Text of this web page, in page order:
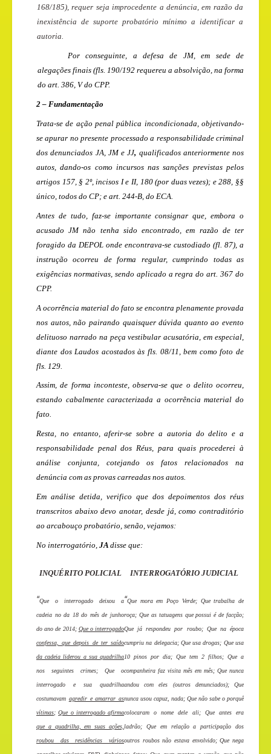
168/185), requer seja improcedente a denúncia, em razão da
inexistência de suporte probatório mínimo a identificar a
autoria.
Por conseguinte, a defesa de JM, em sede de
alegações finais (fls. 190/192 requereu a absolvição, na forma
do art. 386, V do CPP.
2 – Fundamentação
Trata-se de ação penal pública incondicionada, objetivando-
se apurar no presente processado a responsabilidade criminal
dos denunciados JA, JM e JJ, qualificados anteriormente nos
autos, dando-os como incursos nas sanções previstas pelos
artigos 157, § 2º, incisos I e II, 180 (por duas vezes); e 288, §§
único, todos do CP; e art. 244-B, do ECA.
Antes de tudo, faz-se importante consignar que, embora o
acusado JM não tenha sido encontrado, em razão de ter
foragido da DEPOL onde encontrava-se custodiado (fl. 87), a
instrução ocorreu de forma regular, cumprindo todas as
exigências normativas, sendo aplicado a regra do art. 367 do
CPP.
A ocorrência material do fato se encontra plenamente provada
nos autos, não pairando quaisquer dúvida quanto ao evento
delituoso narrado na peça vestibular acusatória, em especial,
diante dos Laudos acostados às fls. 08/11, bem como foto de
fls. 129.
Assim, de forma inconteste, observa-se que o delito ocorreu,
estando cabalmente caracterizada a ocorrência material do
fato.
Resta, no entanto, aferir-se sobre a autoria do delito e a
responsabilidade penal dos Réus, para quais procederei à
análise conjunta, cotejando os fatos relacionados na
denúncia com as provas carreadas nos autos.
Em análise detida, verifico que dos depoimentos dos réus
transcritos abaixo devo anotar, desde já, como contraditório
ao arcabouço probatório, senão, vejamos:
No interrogatório, JA disse que:
INQUÉRITO POLICIAL INTERROGATÓRIO JUDICIAL
“Que o interrogado deixou a
cadeia no da 18 do mês de junho
do ano de 2014; Que o interrogado
confessa, que depois de ter saído
da cadeia liderou a sua quadrilha
nos seguintes crimes; Que o
interrogado e sua quadrilha
costumavam agredir e amarrar as
vítimas;Que o interrogado afirma
que a quadrilha, em suas ações,
roubou das residências vários
“Que mora em Poço Verde; Que trabalha de
roça; Que as tatuagens que possui é de facção;
Que já respondeu por roubo; Que na época
cumpriu na delegacia; Que usa drogas; Que usa
10 pinos por dia; Que tem 2 filhos; Que a
companheira faz visita mês em mês; Que nunca
andou com eles (outros denunciados); Que
nunca usou capuz, nada; Que não sabe o porquê
colocaram o nome dele ali; Que antes era
ladrão; Que em relação a participação dos
outros roubos não estava envolvido; Que nega